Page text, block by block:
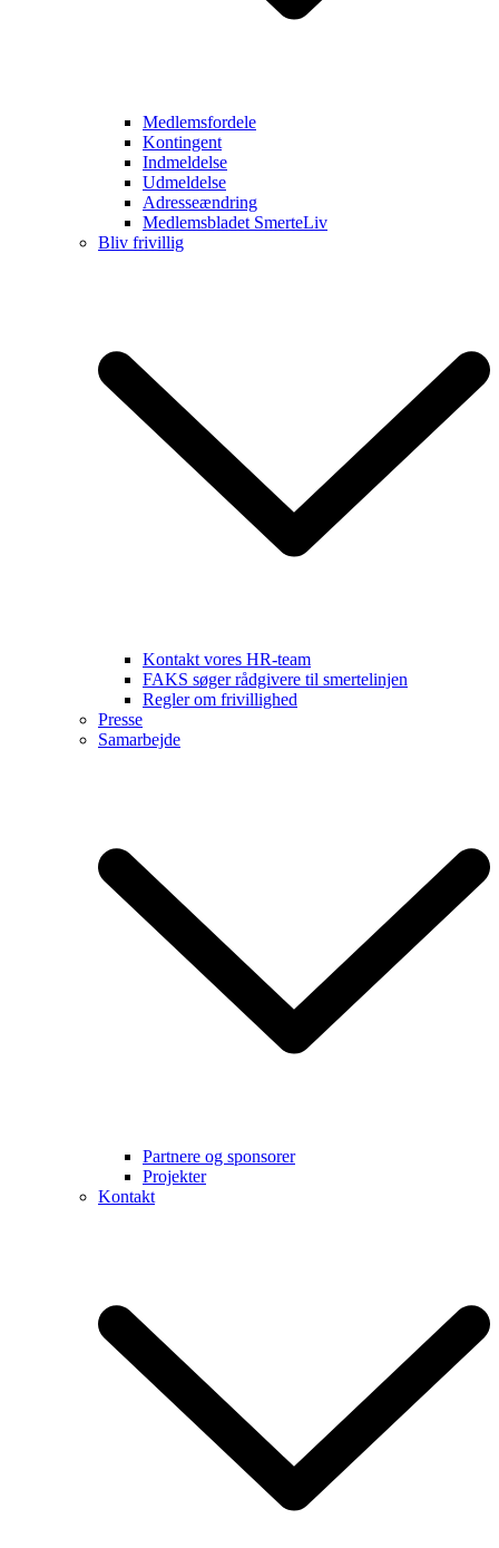
Medlemsfordele
Kontingent
Indmeldelse
Udmeldelse
Adresseændring
Medlemsbladet SmerteLiv
Bliv frivillig
Kontakt vores HR-team
FAKS søger rådgivere til smertelinjen
Regler om frivillighed
Presse
Samarbejde
Partnere og sponsorer
Projekter
Kontakt